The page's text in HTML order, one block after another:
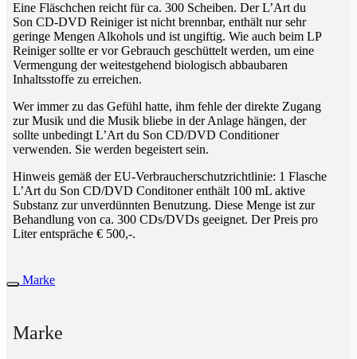
Eine Fläschchen reicht für ca. 300 Scheiben. Der L’Art du
Son CD-DVD Reiniger ist nicht brennbar, enthält nur sehr
geringe Mengen Alkohols und ist ungiftig. Wie auch beim LP
Reiniger sollte er vor Gebrauch geschüttelt werden, um eine
Vermengung der weitestgehend biologisch abbaubaren
Inhaltsstoffe zu erreichen.
Wer immer zu das Gefühl hatte, ihm fehle der direkte Zugang
zur Musik und die Musik bliebe in der Anlage hängen, der
sollte unbedingt L’Art du Son CD/DVD Conditioner
verwenden. Sie werden begeistert sein.
Hinweis gemäß der EU-Verbraucherschutzrichtlinie: 1 Flasche
L’Art du Son CD/DVD Conditoner enthält 100 mL aktive
Substanz zur unverdünnten Benutzung. Diese Menge ist zur
Behandlung von ca. 300 CDs/DVDs geeignet. Der Preis pro
Liter entspräche € 500,-.
Marke
Marke